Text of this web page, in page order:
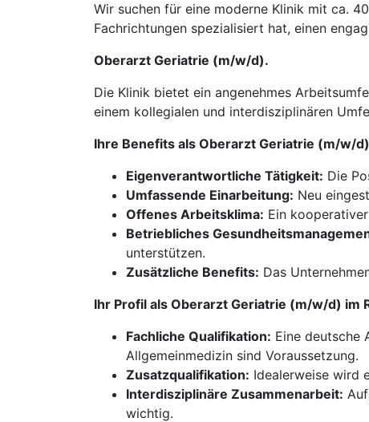
Wir suchen für eine moderne Klinik mit ca.
Fachrichtungen spezialisiert hat, einen
Oberarzt Geriatrie (m/w/d).
Die Klinik bietet ein angenehmes
einem kollegialen und interdisziplinären
Ihre Benefits als Oberarzt Geriatrie (m/w/
Eigenverantwortliche Tätigkeit: Die
Umfassende Einarbeitung: Neu
Offenes Arbeitsklima: Ein
Betriebliches
unterstützen.
Zusätzliche Benefits: Das
Ihr Profil als Oberarzt Geriatrie (m/w/d) im
Fachliche Qualifikation: Eine deutsche
Allgemeinmedizin sind Voraussetzung.
Zusatzqualifikation: Idealerweise wird
Interdisziplinäre Zusammenarbeit:
wichtig.